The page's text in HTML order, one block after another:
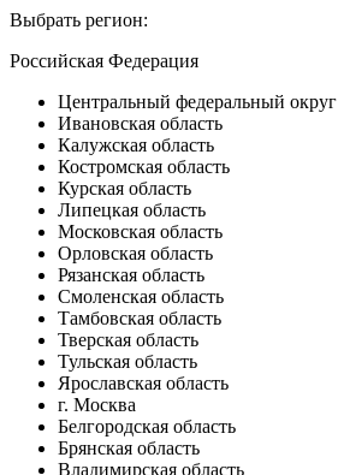
Выбрать регион:
Российская Федерация
Центральный федеральный округ
Ивановская область
Калужская область
Костромская область
Курская область
Липецкая область
Московская область
Орловская область
Рязанская область
Смоленская область
Тамбовская область
Тверская область
Тульская область
Ярославская область
г. Москва
Белгородская область
Брянская область
Владимирская область